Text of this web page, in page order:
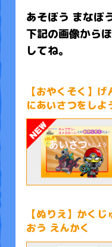
あそぼう まなぼ
下記の画像から
してね。
【おやくそく】げ
にあいさつをしよ
【ぬりえ】かくじ
おう えんかく